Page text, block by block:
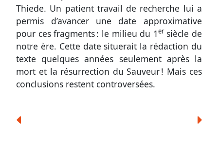
Thiede. Un patient travail de recherche lui a
permis d’avancer une date approximative
pour ces fragments : le milieu du 1ersiècle de
notre ère. Cette date situerait la rédaction du
texte quelques années seulement après la
mort et la résurrection du Sauveur ! Mais ces
conclusions restent controversées.